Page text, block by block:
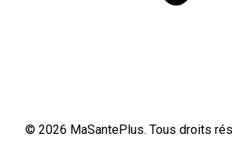
© 2026 MaSantePlus. Tous droits